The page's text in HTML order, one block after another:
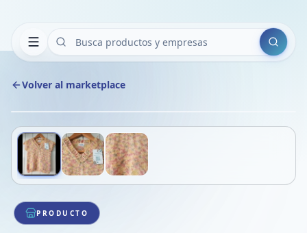
Buscar
Volver al marketplace
1/3
PRODUCTO